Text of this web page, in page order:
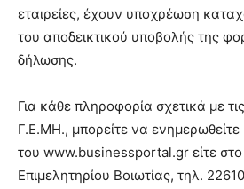
εταιρείες, έχουν υποχρέωση
του αποδεικτικού υποβολής της
δήλωσης.
Για κάθε πληροφορία σχετικά με
Γ.Ε.ΜΗ., μπορείτε να
του www.businessportal.gr είτε
Επιμελητηρίου Βοιωτίας, τηλ.